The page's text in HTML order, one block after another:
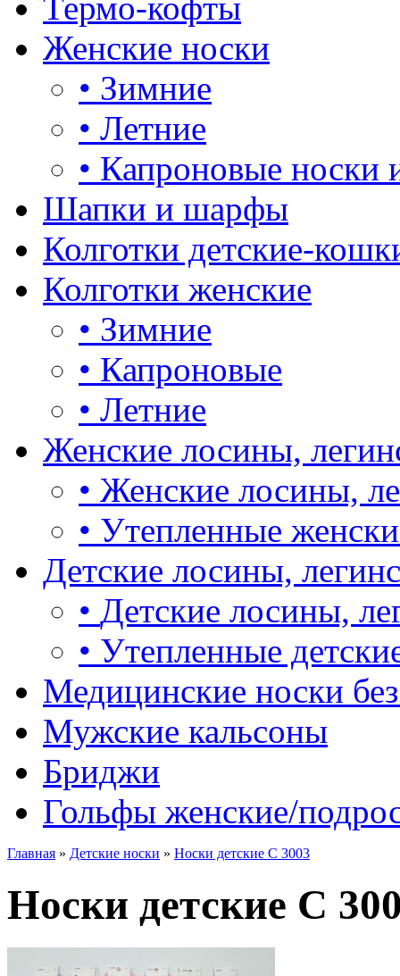
Женские носки
• Зимние
• Летние
• Капроновые носки
Шапки и шарфы
Колготки детские-
Колготки женские
• Зимние
• Капроновые
• Летние
Женские лосины,
• Женские лосины,
• Утепленные
Детские лосины,
• Детские лосины,
• Утепленные
Медицинские носки
Мужские кальсоны
Бриджи
Гольфы женские/
Главная » Детские носки » Носки детские С 3003
Носки детские С